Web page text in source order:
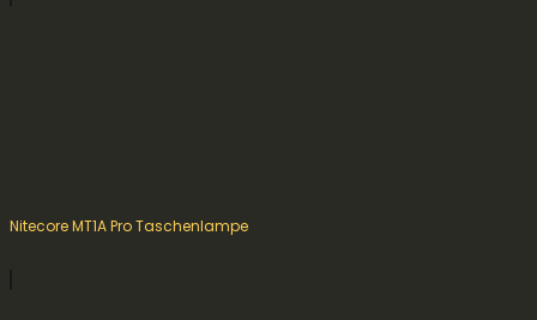
Nitecore MT1A Pro Taschenlampe